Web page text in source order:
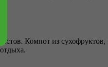
Компот из